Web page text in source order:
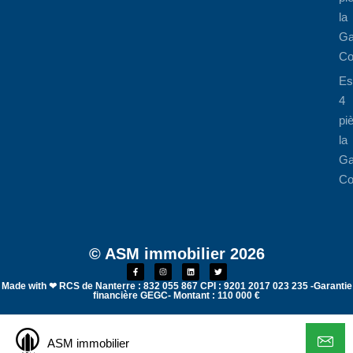
ASM immobilier
la
4
la
© ASM immobilier 2026
Made with ❤ RCS de Nanterre : 832 055 867 CPI : 9201 2017 023 235 -Garantie
financière GEGC- Montant : 110 000 €